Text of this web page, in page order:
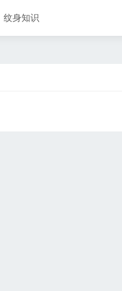
纹身知识